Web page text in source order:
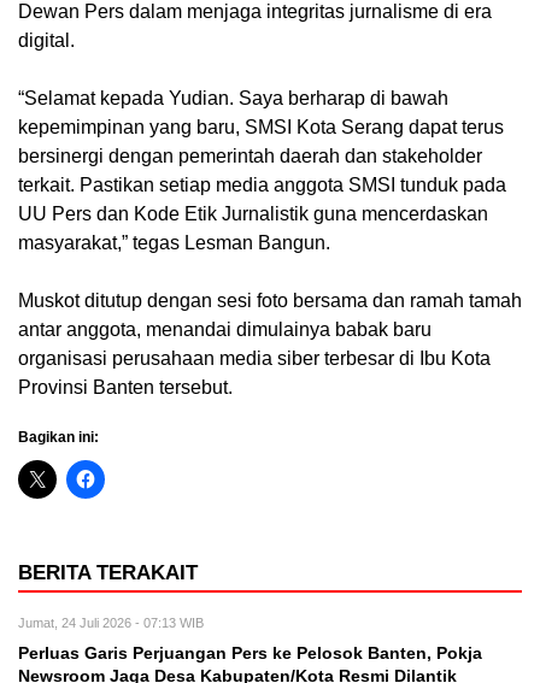
Dewan Pers dalam menjaga integritas jurnalisme di era
digital.
“Selamat kepada Yudian. Saya berharap di bawah
kepemimpinan yang baru, SMSI Kota Serang dapat terus
bersinergi dengan pemerintah daerah dan stakeholder
terkait. Pastikan setiap media anggota SMSI tunduk pada
UU Pers dan Kode Etik Jurnalistik guna mencerdaskan
masyarakat,” tegas Lesman Bangun.
Muskot ditutup dengan sesi foto bersama dan ramah tamah
antar anggota, menandai dimulainya babak baru
organisasi perusahaan media siber terbesar di Ibu Kota
Provinsi Banten tersebut.
Bagikan ini:
BERITA TERAKAIT
Jumat, 24 Juli 2026 - 07:13 WIB
Perluas Garis Perjuangan Pers ke Pelosok Banten, Pokja
Newsroom Jaga Desa Kabupaten/Kota Resmi Dilantik